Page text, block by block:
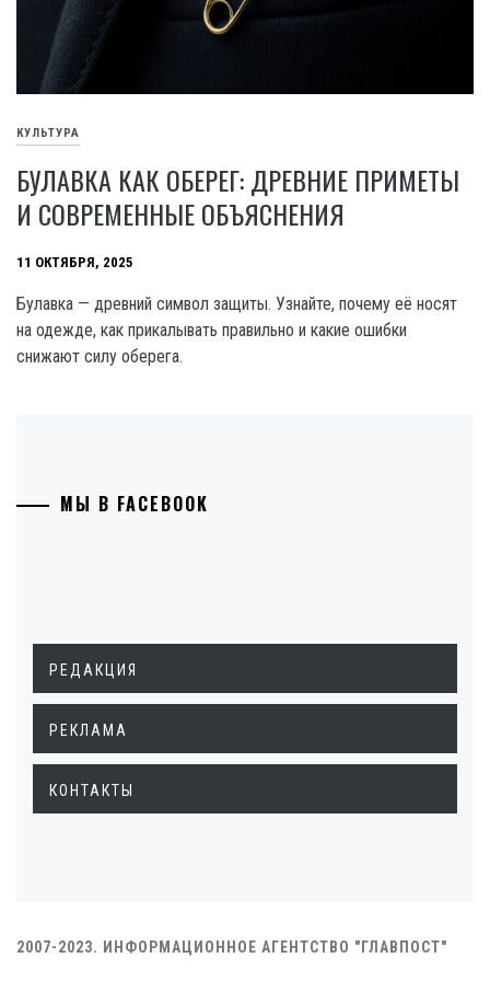
КУЛЬТУРА
БУЛАВКА КАК ОБЕРЕГ: ДРЕВНИЕ ПРИМЕТЫ
И СОВРЕМЕННЫЕ ОБЪЯСНЕНИЯ
11 ОКТЯБРЯ, 2025
Булавка — древний символ защиты. Узнайте, почему её носят
на одежде, как прикалывать правильно и какие ошибки
снижают силу оберега.
МЫ В FACEBOOK
РЕДАКЦИЯ
РЕКЛАМА
КОНТАКТЫ
2007-2023. ИНФОРМАЦИОННОЕ АГЕНТСТВО "ГЛАВПОСТ"